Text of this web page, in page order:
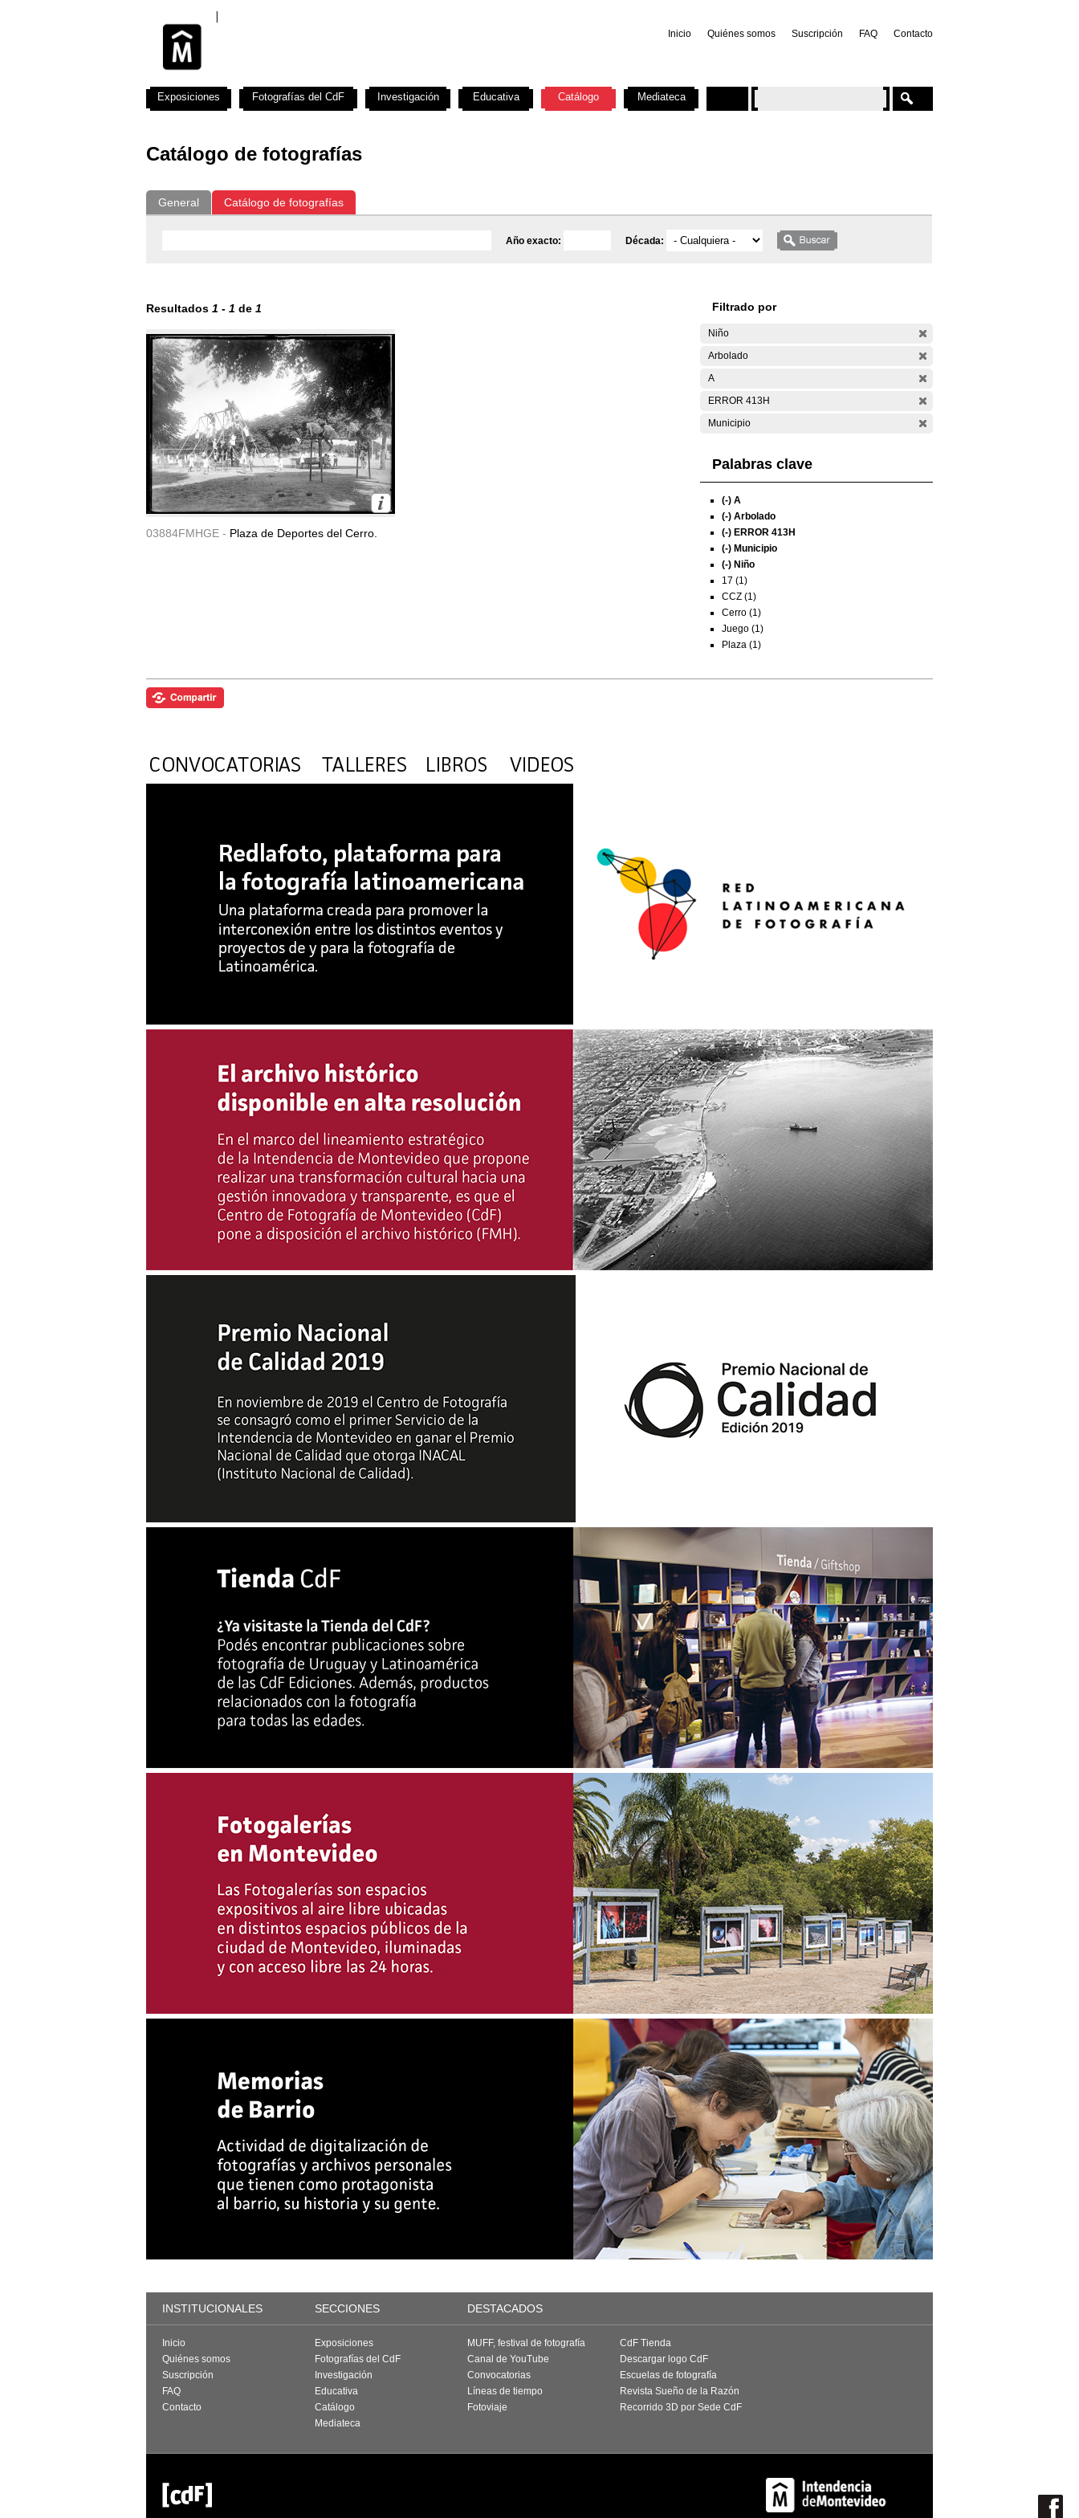
Inicio Quiénes somos Suscripción FAQ Contacto
Catálogo de fotografías
General Catálogo de fotografías
Año exacto: Década:
Resultados 1 - 1 de 1
03884FMHGE - Plaza de Deportes del Cerro.
Filtrado por
Niño
Arbolado
A
ERROR 413H
Municipio
Palabras clave
(-) A
(-) Arbolado
(-) ERROR 413H
(-) Municipio
(-) Niño
17 (1)
CCZ (1)
Cerro (1)
Juego (1)
Plaza (1)
Exposiciones Fotografías del CdF Investigación Educativa Catálogo Mediateca
INSTITUCIONALES SECCIONES DESTACADOS
Inicio
Quiénes somos
Suscripción
FAQ
Contacto
Exposiciones
Fotografías del CdF
Investigación
Educativa
Catálogo
Mediateca
MUFF, festival de fotografía
Canal de YouTube
Convocatorias
Líneas de tiempo
Fotoviaje
CdF Tienda
Descargar logo CdF
Escuelas de fotografía
Revista Sueño de la Razón
Recorrido 3D por Sede CdF